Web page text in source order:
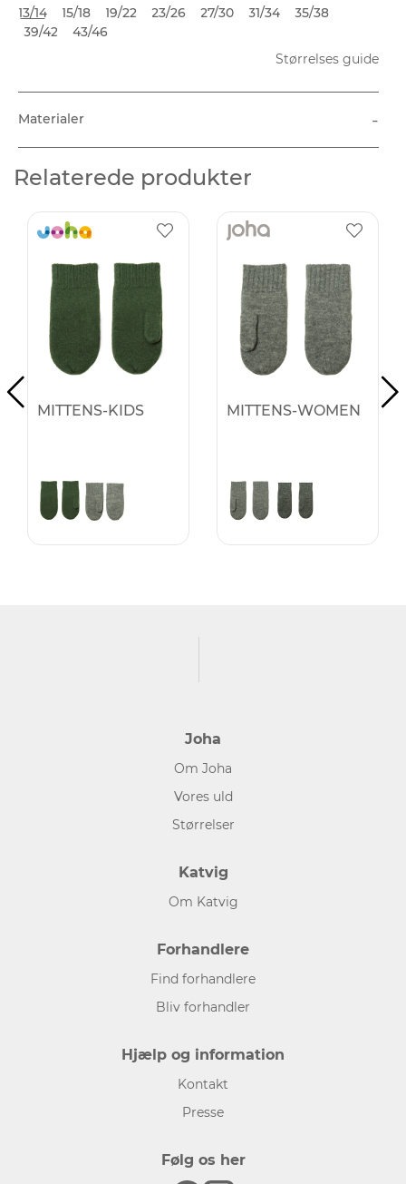
13/14
15/18 19/22 23/26 27/30 31/34
35/38
39/42
43/46
Størrelses guide
Materialer -
Relaterede produkter
MITTENS-KIDS MITTENS-WOMEN
Joha
Om Joha
Vores uld
Størrelser
Katvig
Om Katvig
Forhandlere
Find forhandlere
Bliv forhandler
Hjælp og information
Kontakt
Presse
Følg os her